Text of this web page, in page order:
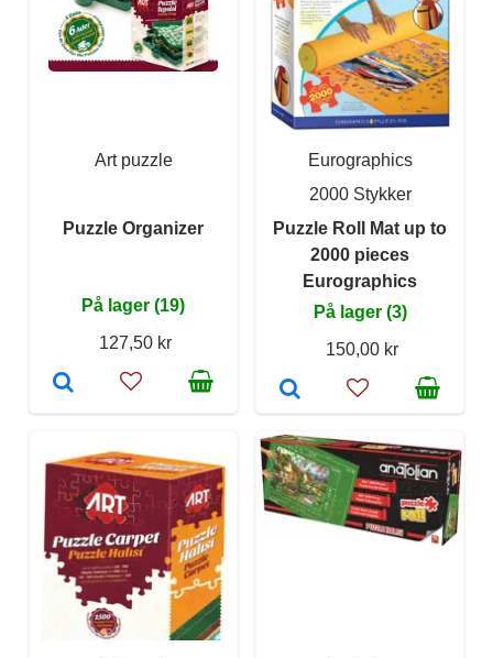
Art puzzle
Puzzle Organizer
På lager (19)
127,50 kr
Eurographics
2000 Stykker
Puzzle Roll Mat up to
2000 pieces
Eurographics
På lager (3)
150,00 kr